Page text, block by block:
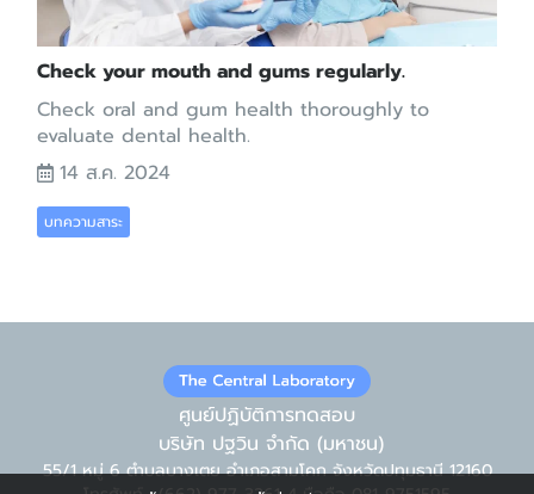
Check your mouth and gums regularly.
Check oral and gum health thoroughly to
evaluate dental health.
14 ส.ค. 2024
บทความสาระ
ศูนย์ปฏิบัติการทดสอบ
บริษัท ปฐวิน จำกัด (มหาชน)
55/1 หมู่ 6 ตำบลบางเตย อำเภอสามโคก จังหวัดปทุมธานี 12160